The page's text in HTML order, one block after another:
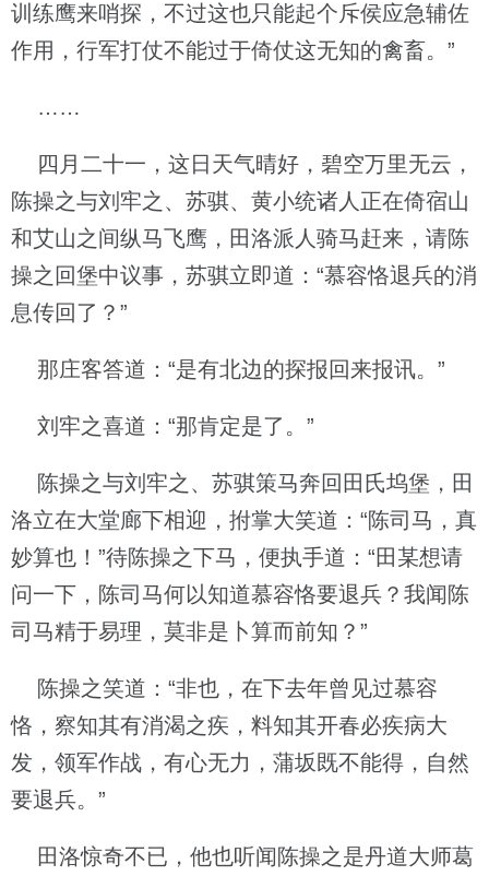
训练鹰来哨探，不过这也只能起个斥侯应急辅佐
作用，行军打仗不能过于倚仗这无知的禽畜。”
……
四月二十一，这日天气晴好，碧空万里无云，
陈操之与刘牢之、苏骐、黄小统诸人正在倚宿山
和艾山之间纵马飞鹰，田洛派人骑马赶来，请陈
操之回堡中议事，苏骐立即道：“慕容恪退兵的消
息传回了？”
那庄客答道：“是有北边的探报回来报讯。”
刘牢之喜道：“那肯定是了。”
陈操之与刘牢之、苏骐策马奔回田氏坞堡，田
洛立在大堂廊下相迎，拊掌大笑道：“陈司马，真
妙算也！”待陈操之下马，便执手道：“田某想请
问一下，陈司马何以知道慕容恪要退兵？我闻陈
司马精于易理，莫非是卜算而前知？”
陈操之笑道：“非也，在下去年曾见过慕容
恪，察知其有消渴之疾，料知其开春必疾病大
发，领军作战，有心无力，蒲坂既不能得，自然
要退兵。”
田洛惊奇不已，他也听闻陈操之是丹道大师葛